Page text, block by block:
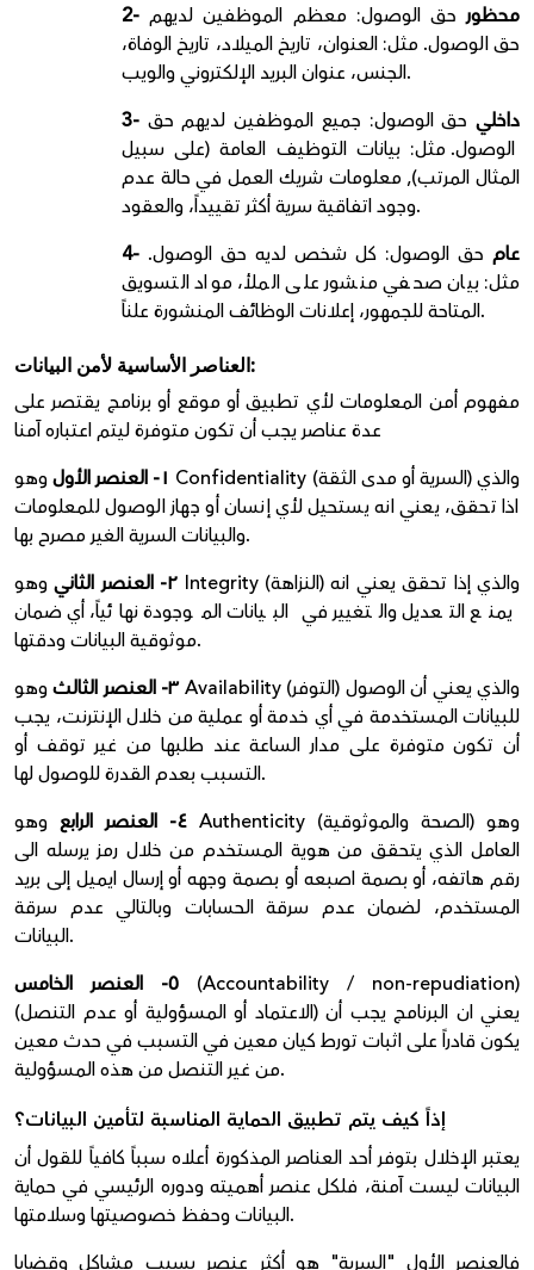
2- محظور حق الوصول: معظم الموظفين لديهم
حق الوصول. مثل: العنوان، تاريخ الميلاد، تاريخ الوفاة،
الجنس، عنوان البريد الإلكتروني والويب.
3- داخلي حق الوصول: جميع الموظفين لديهم حق
الوصول. مثل: بيانات التوظيف العامة (على سبيل
المثال المرتب), معلومات شريك العمل في حالة عدم
وجود اتفاقية سرية أكثر تقييداً، والعقود.
4- عام حق الوصول: كل شخص لديه حق الوصول.
مثل: بيان صحفي منشور على الملأ، مواد التسويق
المتاحة للجمهور، إعلانات الوظائف المنشورة علناً.
العناصر الأساسية لأمن البيانات:
مفهوم أمن المعلومات لأي تطبيق أو موقع أو برنامج يقتصر على
عدة عناصر يجب أن تكون متوفرة ليتم اعتباره آمنا
١- العنصر الأول
وهو Confidentiality (السرية أو مدى الثقة) والذي
اذا تحقق، يعني انه يستحيل لأي إنسان أو جهاز الوصول للمعلومات
والبيانات السرية الغير مصرح بها.
٢- العنصر الثاني
وهو Integrity (النزاهة) والذي إذا تحقق يعني انه
يمنع التعديل والتغيير في البيانات الموجودة نهائياً، أي ضمان
موثوقية البيانات ودقتها.
٣- العنصر الثالث
وهو Availability (التوفر) والذي يعني أن الوصول
للبيانات المستخدمة في أي خدمة أو عملية من خلال الإنترنت، يجب
أن تكون متوفرة على مدار الساعة عند طلبها من غير توقف أو
التسبب بعدم القدرة للوصول لها.
٤- العنصر الرابع
وهو Authenticity (الصحة والموثوقية) وهو
العامل الذي يتحقق من هوية المستخدم من خلال رمز يرسله الى
رقم هاتفه، أو بصمة اصبعه أو بصمة وجهه أو إرسال ايميل إلى بريد
المستخدم، لضمان عدم سرقة الحسابات وبالتالي عدم سرقة
البيانات.
٥- العنصر الخامس (Accountability / non-repudiation)
(الاعتماد أو المسؤولية أو عدم التنصل) يعني ان البرنامج يجب أن
يكون قادراً على اثبات تورط كيان معين في التسبب في حدث معين
من غير التنصل من هذه المسؤولية.
إذاً كيف يتم تطبيق الحماية المناسبة لتأمين البيانات؟
يعتبر الإخلال بتوفر أحد العناصر المذكورة أعلاه سبباً كافياً للقول أن
البيانات ليست آمنة، فلكل عنصر أهميته ودوره الرئيسي في حماية
البيانات وحفظ خصوصيتها وسلامتها.
فالعنصر الأول "السرية" هو أكثر عنصر يسبب مشاكل وقضايا